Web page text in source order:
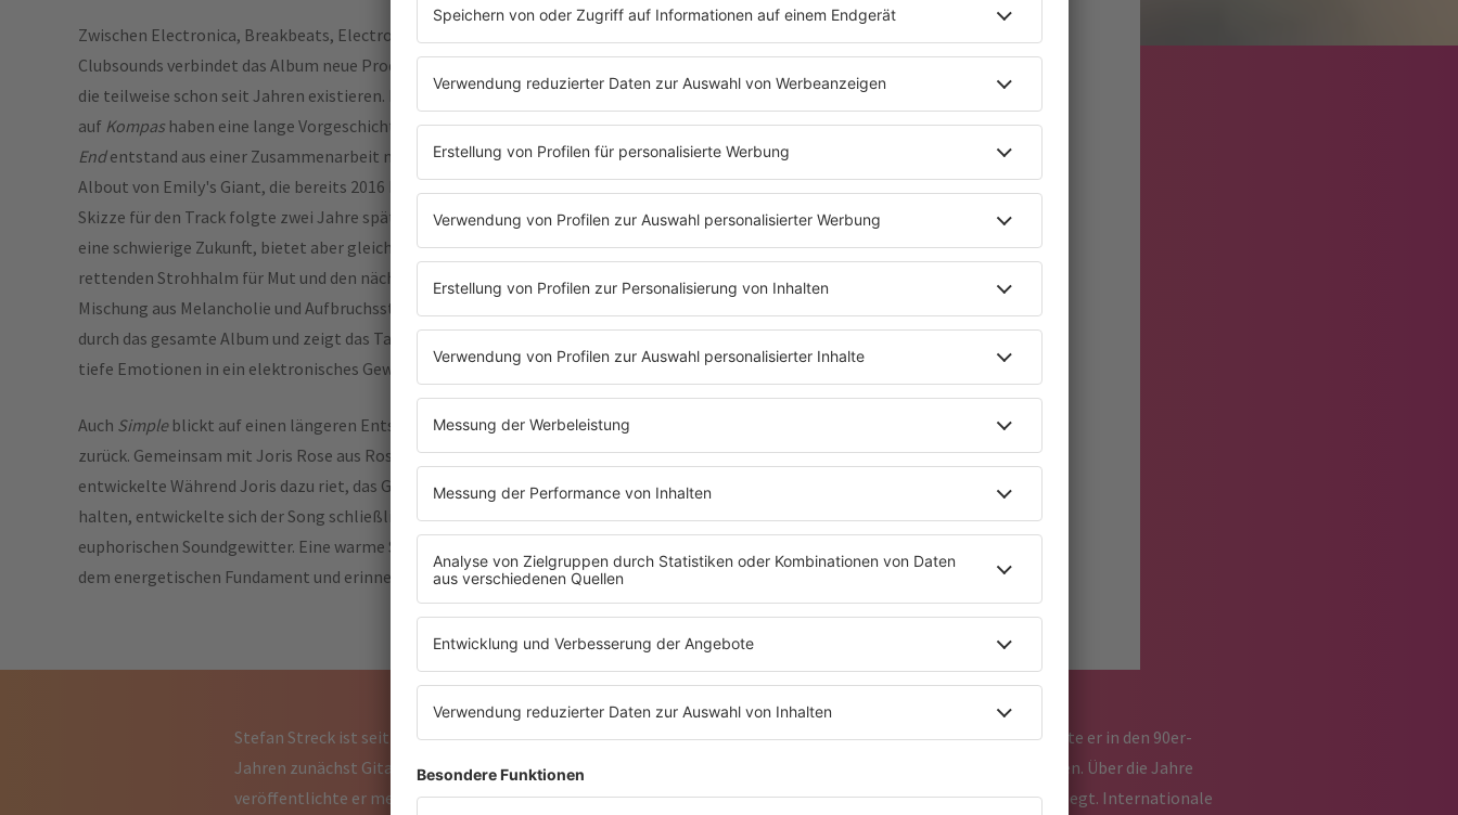
Zwischen Electronica, Breakbeats, Electro und melodischen
Clubsounds verbindet das Album neue Produktionen mit Ideen,
die teilweise schon seit Jahren existieren. Einige Songs
auf Kompas haben eine lange Vorgeschichte.
Broken
Endentstand aus einer Zusammenarbeit mit Robert Groos-
Albout von Emily's Giant, die bereits 2016 begann. Die erste
Skizze für den Track folgte zwei Jahre später. Sie thematisiert
eine schwierige Zukunft, bietet aber gleichzeitig einen
rettenden Strohhalm für Mut und den nächsten Schritt. Diese
Mischung aus Melancholie und Aufbruchsstimmung zieht sich
durch das gesamte Album und zeigt das Talent von Terthahn,
tiefe Emotionen in ein elektronisches Gewand zu hüllen.
Auch Simpleblickt auf einen längeren Entstehungsprozess
zurück. Gemeinsam mit Joris Rose aus Rostock
entwickelte Während Joris dazu riet, das Ganze einfach zu
halten, entwickelte sich der Song schließlich zu einem
euphorischen Soundgewitter. Eine warme Stimme schwebt über
dem energetischen Fundament und erinnert daran, dass die
Joris Rose bereichern weitere Gäste wie Saskia Streck beiTraffic
Lightsoder Moritz Fasbender beiFirealarm
das Album und
verleihen der Produktion zusätzliche Facetten.
Ein dramatischer Höhepunkt des Albums istHORSES. Das Stück
stammt ursprünglich aus einem Projekt mit dem
Gewandhausorchester Leipzig. Mit einem ungewöhnlichen 5/4-
Zerbrechlichkeit und Kraft auf beeindruckende Weise. Es
verdeutlicht den handwerklichen Hintergrund des Leipzigers, der
seine Musik im klassischen Sinne komponiert. Persönlicher wird
es beiErwin. Der Song ist seinem Hund gewidmet und
kombiniert treibende Electro-Sounds mit klaren Einflüssen aus
den 90er-Jahren. MitU Don’t Want Thisschlägt das Album einen
deutlich raueren Ton an. Der Track setzt auf einen
ungeschliffenen Sound und hebt sich damit bewusst von stark
Stefan Streck ist seit vielen Jahren Teil der Leipziger Musikszene. Bevor er elektronische Musik produzierte, spielte er in den 90er-
Jahren zunächst Gitarre in verschiedenen Bands. Später verlagerte sich sein Fokus auf elektronische Produktionen. Über die Jahre
veröffentlichte er mehrere Alben und EPs und entwickelte einen Sound, der sich bewusst nicht auf ein Genre festlegt. Internationale